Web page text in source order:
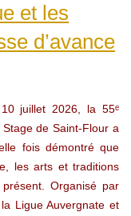
et les
d’avance
juillet 2026, la 55ᵉ
de Saint-Flour a
fois démontré que
les arts et traditions
Organisé par
Ligue Auvergnate et